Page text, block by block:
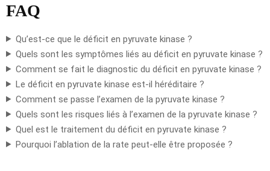
FAQ
Qu’est-ce que le déficit en pyruvate kinase ?
Quels sont les symptômes liés au déficit en pyruvate kinase ?
Comment se fait le diagnostic du déficit en pyruvate kinase ?
Le déficit en pyruvate kinase est-il héréditaire ?
Comment se passe l’examen de la pyruvate kinase ?
Quels sont les risques liés à l’examen de la pyruvate kinase ?
Quel est le traitement du déficit en pyruvate kinase ?
Pourquoi l’ablation de la rate peut-elle être proposée ?